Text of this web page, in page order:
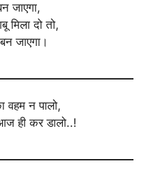
जाएगा,
दो तो,
जाएगा।
न पालो,
ही कर डालो..!